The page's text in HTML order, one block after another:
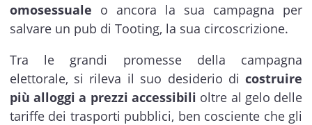
omosessuale o ancora la sua campagna per
salvare un pub di Tooting, la sua circoscrizione.
Tra le grandi promesse della campagna
elettorale, si rileva il suo desiderio dicostruire
più alloggi a prezzi accessibili oltre al gelo delle
tariffe dei trasporti pubblici, ben cosciente che gli